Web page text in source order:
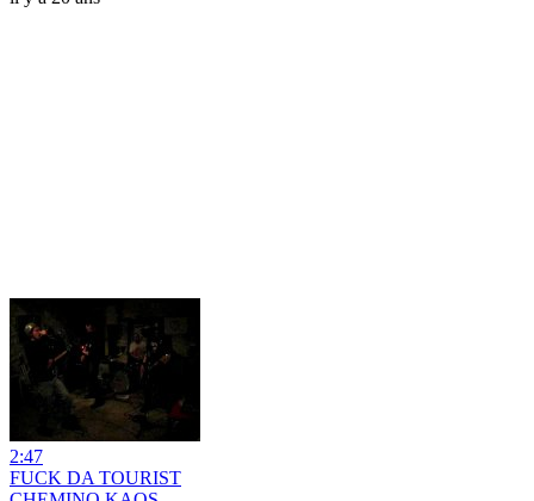
2:47
FUCK DA TOURIST